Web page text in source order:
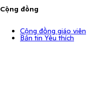
Cộng đồng
Cộng đồng giáo viên
Bản tin Yêu thích